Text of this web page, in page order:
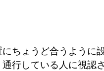
ちょうど合うように
行している人に視認